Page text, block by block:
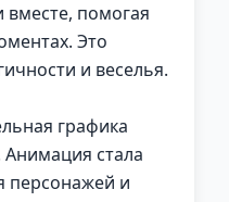
вместе, помогая
Это
и веселья.
графика
стала
персонажей и